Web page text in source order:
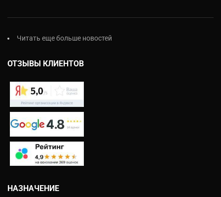
Читать еще больше новостей
ОТЗЫВЫ КЛИЕНТОВ
НАЗНАЧЕНИЕ